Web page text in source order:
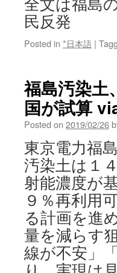
民反発
Posted in *日本語 |
福島汚染
国が試算
Posted on 2019/02/26
東京電力福
汚染土は１
射能濃度が
９％再利用
る計画を進
量を減らす
線が不安」